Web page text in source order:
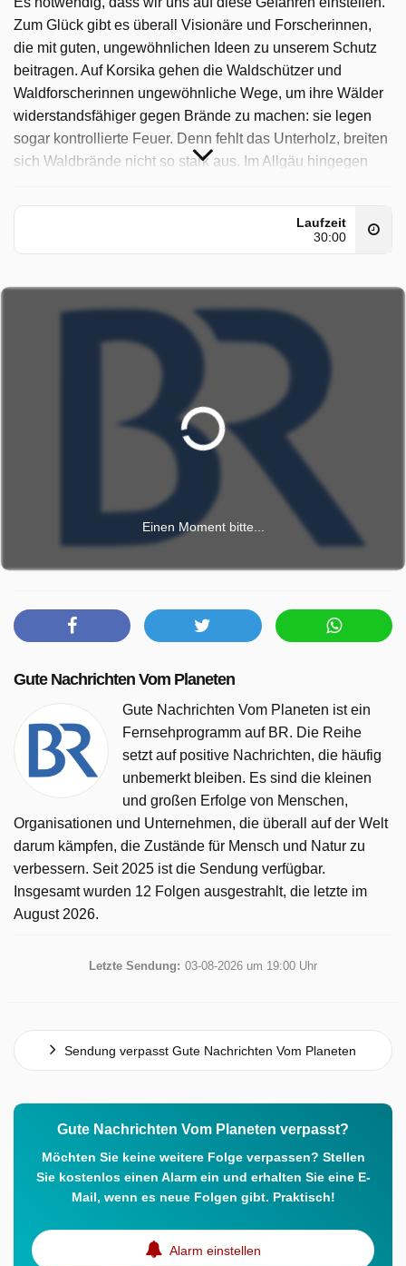
Zum Glück gibt es überall Visionäre und Forscherinnen,
die mit guten, ungewöhnlichen Ideen zu unserem Schutz
beitragen. Auf Korsika gehen die Waldschützer und
Waldforscherinnen ungewöhnliche Wege, um ihre Wälder
widerstandsfähiger gegen Brände zu machen: sie legen
sogar kontrollierte Feuer. Denn fehlt das Unterholz, breiten
sich Waldbrände nicht so stark aus. Im Allgäu hingegen
zusammen, die sich nur gemeinsam gut gegen das
nächste Hochwasser schützen können. Auch in Rotterdam
hat sich eine Gruppe von Menschen zusammengetan, sie
kämpfen Menschen im brasilianischen São Paolo.
Freiwillige pflanzen Mini-Regenwälder - kleine Oasen
mitten in der Stadt, die für Mensch und Tier ein wenig
Kühlung bringen. Diese Geschichten zeigen, dass wir
ungewöhnlichen Ideen brauchen, um uns besser vor
Extremwetter schützen zu können. ((Hergestellt von der
LÄNGENGRAD Filmproduktion im Auftrag des BR, in
Gute Nachrichten Vom Planeten wurde auf BR
ausgestrahlt am Montag 8 Juni 2026, 19:00 Uhr.
Laufzeit
30:00
Einen Moment bitte...
Gute Nachrichten Vom Planeten
Gute Nachrichten Vom Planeten ist ein
Fernsehprogramm auf BR. Die Reihe
setzt auf positive Nachrichten, die häufig
unbemerkt bleiben. Es sind die kleinen
und großen Erfolge von Menschen,
Organisationen und Unternehmen, die überall auf der Welt
darum kämpfen, die Zustände für Mensch und Natur zu
verbessern. Seit 2025 ist die Sendung verfügbar.
Insgesamt wurden 12 Folgen ausgestrahlt, die letzte im
August 2026.
Letzte Sendung: 03-08-2026 um 19:00 Uhr
Sendung verpasst Gute Nachrichten Vom Planeten
Gute Nachrichten Vom Planeten verpasst?
Möchten Sie keine weitere Folge verpassen? Stellen
Sie kostenlos einen Alarm ein und erhalten Sie eine E-
Mail, wenn es neue Folgen gibt. Praktisch!
Alarm einstellen